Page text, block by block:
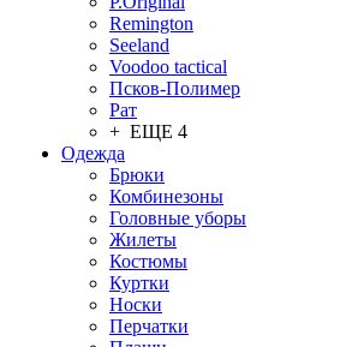
Remington
Seeland
Voodoo tactical
Псков-Полимер
Рат
+ ЕЩЕ 4
Одежда
Брюки
Комбинезоны
Головные уборы
Жилеты
Костюмы
Куртки
Носки
Перчатки